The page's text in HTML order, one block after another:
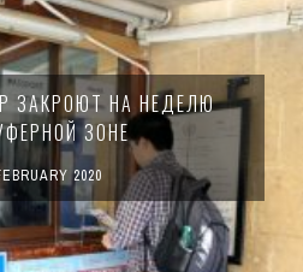
ЗАКРОЮТ НА НЕДЕЛЮ
ЗОНЕ
2020